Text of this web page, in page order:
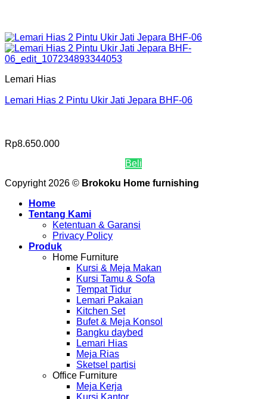
Lemari Hias
Lemari Hias 2 Pintu Ukir Jati Jepara BHF-06
Rp8.650.000
Beli
Copyright 2026 © Brokoku Home furnishing
Home
Tentang Kami
Ketentuan & Garansi
Privacy Policy
Produk
Home Furniture
Kursi & Meja Makan
Kursi Tamu & Sofa
Tempat Tidur
Lemari Pakaian
Kitchen Set
Bufet & Meja Konsol
Bangku daybed
Lemari Hias
Meja Rias
Sketsel partisi
Office Furniture
Meja Kerja
Kursi Kantor